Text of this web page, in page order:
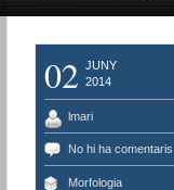
02 JUNY
2014
lmari
No hi ha comentaris
Morfologia